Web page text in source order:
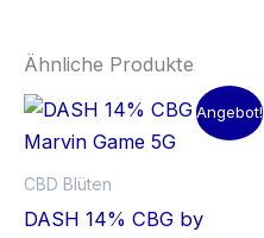
Ähnliche Produkte
Angebot!
CBD Blüten
DASH 14% CBG by